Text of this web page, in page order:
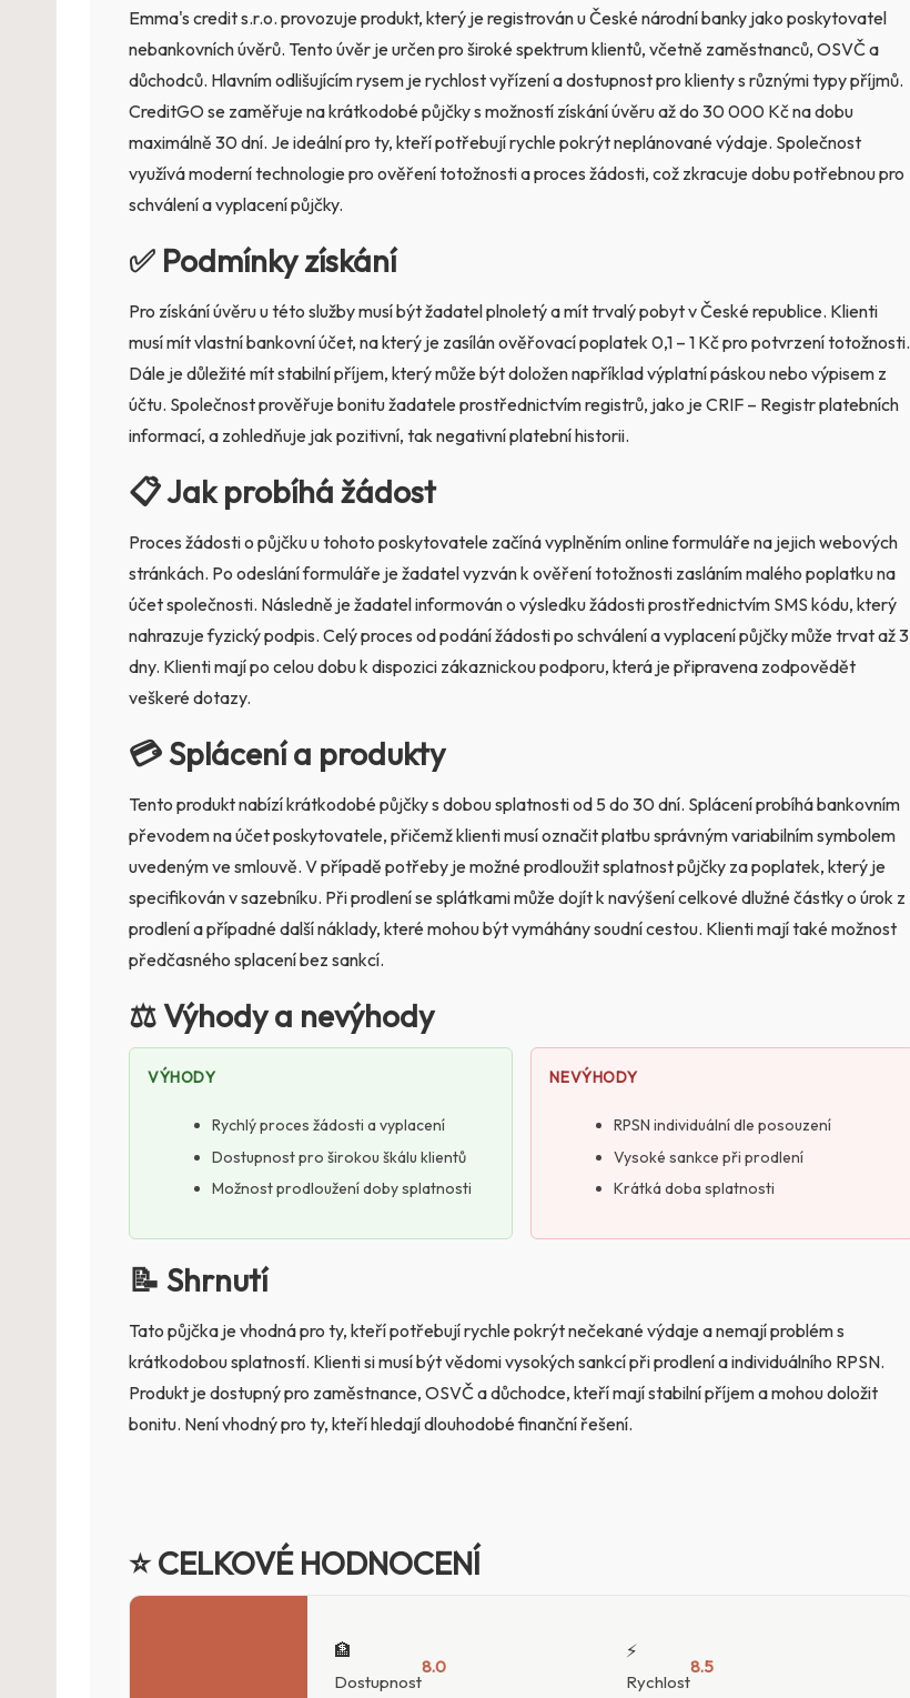
Emma's credit s.r.o. provozuje produkt, který je registrován u České národní banky jako poskytovatel
nebankovních úvěrů. Tento úvěr je určen pro široké spektrum klientů, včetně zaměstnanců, OSVČ a
důchodců. Hlavním odlišujícím rysem je rychlost vyřízení a dostupnost pro klienty s různými typy příjmů.
CreditGO se zaměřuje na krátkodobé půjčky s možností získání úvěru až do 30 000 Kč na dobu
maximálně 30 dní. Je ideální pro ty, kteří potřebují rychle pokrýt neplánované výdaje. Společnost
využívá moderní technologie pro ověření totožnosti a proces žádosti, což zkracuje dobu potřebnou pro
schválení a vyplacení půjčky.
✅ Podmínky získání
Pro získání úvěru u této služby musí být žadatel plnoletý a mít trvalý pobyt v České republice. Klienti
musí mít vlastní bankovní účet, na který je zasílán ověřovací poplatek 0,1 – 1 Kč pro potvrzení totožnosti.
Dále je důležité mít stabilní příjem, který může být doložen například výplatní páskou nebo výpisem z
účtu. Společnost prověřuje bonitu žadatele prostřednictvím registrů, jako je CRIF – Registr platebních
informací, a zohledňuje jak pozitivní, tak negativní platební historii.
📋 Jak probíhá žádost
Proces žádosti o půjčku u tohoto poskytovatele začíná vyplněním online formuláře na jejich webových
stránkách. Po odeslání formuláře je žadatel vyzván k ověření totožnosti zasláním malého poplatku na
účet společnosti. Následně je žadatel informován o výsledku žádosti prostřednictvím SMS kódu, který
nahrazuje fyzický podpis. Celý proces od podání žádosti po schválení a vyplacení půjčky může trvat až 3
dny. Klienti mají po celou dobu k dispozici zákaznickou podporu, která je připravena zodpovědět
veškeré dotazy.
💳 Splácení a produkty
Tento produkt nabízí krátkodobé půjčky s dobou splatnosti od 5 do 30 dní. Splácení probíhá bankovním
převodem na účet poskytovatele, přičemž klienti musí označit platbu správným variabilním symbolem
uvedeným ve smlouvě. V případě potřeby je možné prodloužit splatnost půjčky za poplatek, který je
specifikován v sazebníku. Při prodlení se splátkami může dojít k navýšení celkové dlužné částky o úrok z
prodlení a případné další náklady, které mohou být vymáhány soudní cestou. Klienti mají také možnost
předčasného splacení bez sankcí.
⚖️ Výhody a nevýhody
VÝHODY
Rychlý proces žádosti a vyplacení
Dostupnost pro širokou škálu klientů
Možnost prodloužení doby splatnosti
NEVÝHODY
RPSN individuální dle posouzení
Vysoké sankce při prodlení
Krátká doba splatnosti
📝 Shrnutí
Tato půjčka je vhodná pro ty, kteří potřebují rychle pokrýt nečekané výdaje a nemají problém s
krátkodobou splatností. Klienti si musí být vědomi vysokých sankcí při prodlení a individuálního RPSN.
Produkt je dostupný pro zaměstnance, OSVČ a důchodce, kteří mají stabilní příjem a mohou doložit
bonitu. Není vhodný pro ty, kteří hledají dlouhodobé finanční řešení.
⭐ CELKOVÉ HODNOCENÍ
🏦
Dostupnost
8.0
⚡
Rychlost
8.5